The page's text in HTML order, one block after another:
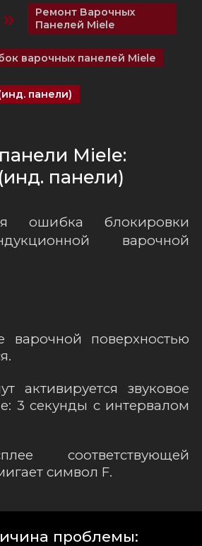
»
Ремонт Варочных
Панелей Miele
варочных панелей Miele
панели)
Miele:
панели)
ошибка блокировки
варочной
варочной поверхностью
активируется звуковое
3 секунды с интервалом
соответствующей
символ F.
проблемы: